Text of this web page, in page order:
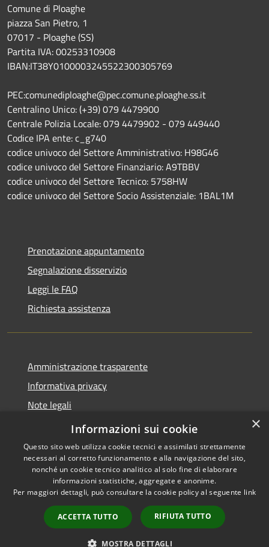
Comune di Ploaghe
piazza San Pietro, 1
07017 - Ploaghe (SS)
Partita IVA: 00253310908
IBAN:IT38Y0100003245522300305769
PEC:comunediploaghe@pec.comune.ploaghe.ss.it
Centralino Unico: (+39) 079 4479900
Centrale Polizia Locale: 079 4479902 - 079 449440
Codice IPA ente: c_g740
codice univoco del Settore Amministrativo: H98G46
codice univoco del Settore Finanziario: A9TBBV
codice univoco del Settore Tecnico: 5758HW
codice univoco del Settore Socio Assistenziale: 1BAL1M
Prenotazione appuntamento
Segnalazione disservizio
Leggi le FAQ
Richiesta assistenza
Amministrazione trasparente
Informativa privacy
Note legali
Dichiarazione di accessibilità
Accessibilità
Copyright © 2026 • Comune di
Ploaghe • Powered by
Municipium•
Accesso
redazione
×
Informazioni sui cookie
Questo sito web utilizza cookie tecnici e assimilati strettamente
necessari al corretto funzionamento e alla navigazione del sito,
nonché un cookie tecnico analitico al solo fine di elaborare
informazioni statistiche, aggregate e anonime.
Per maggiori dettagli, può consultare la cookie policy al seguente link
ACCETTA TUTTO RIFIUTA TUTTO
MOSTRA DETTAGLI